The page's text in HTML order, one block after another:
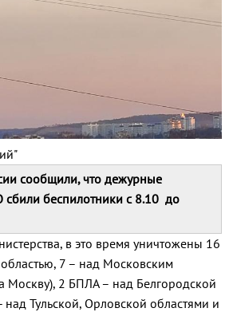
сообщили, что дежурные
беспилотники с 8.10 до
в это время уничтожены 16
7 – над Московским
Москву), 2 БПЛА – над Белгородской
Тульской, Орловской областями и